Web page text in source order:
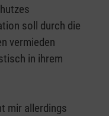
soll durch die
vermieden
in ihrem
mir allerdings